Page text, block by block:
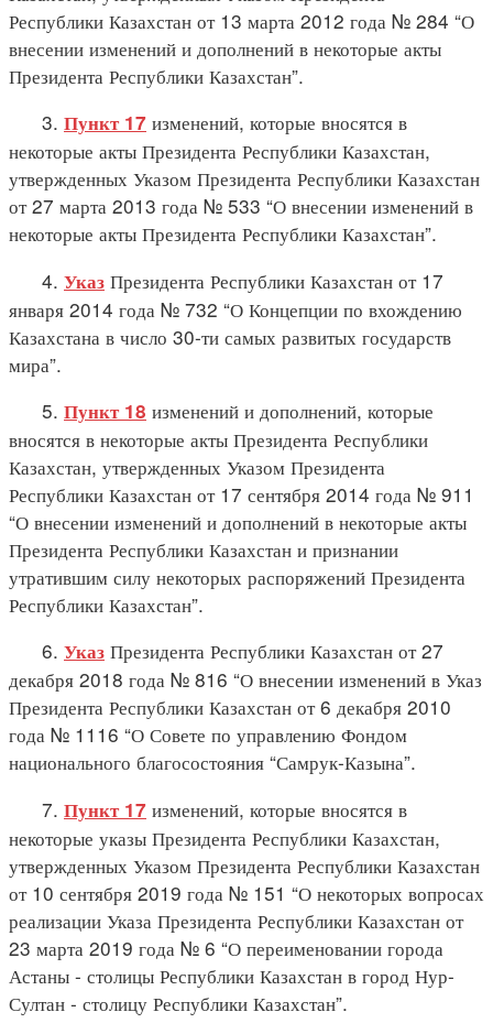
Республики Казахстан от 13 марта 2012 года № 284 “О
внесении изменений и дополнений в некоторые акты
Президента Республики Казахстан”.
3. Пункт 17 изменений, которые вносятся в
некоторые акты Президента Республики Казахстан,
утвержденных Указом Президента Республики Казахстан
от 27 марта 2013 года № 533 “О внесении изменений в
некоторые акты Президента Республики Казахстан”.
4. Указ Президента Республики Казахстан от 17
января 2014 года № 732 “О Концепции по вхождению
Казахстана в число 30-ти самых развитых государств
мира”.
5. Пункт 18 изменений и дополнений, которые
вносятся в некоторые акты Президента Республики
Казахстан, утвержденных Указом Президента
Республики Казахстан от 17 сентября 2014 года № 911
“О внесении изменений и дополнений в некоторые акты
Президента Республики Казахстан и признании
утратившим силу некоторых распоряжений Президента
Республики Казахстан”.
6. Указ Президента Республики Казахстан от 27
декабря 2018 года № 816 “О внесении изменений в Указ
Президента Республики Казахстан от 6 декабря 2010
года № 1116 “О Совете по управлению Фондом
национального благосостояния “Самрук-Казына”.
7. Пункт 17 изменений, которые вносятся в
некоторые указы Президента Республики Казахстан,
утвержденных Указом Президента Республики Казахстан
от 10 сентября 2019 года № 151 “О некоторых вопросах
реализации Указа Президента Республики Казахстан от
23 марта 2019 года № 6 “О переименовании города
Астаны - столицы Республики Казахстан в город Нур-
Султан - столицу Республики Казахстан”.